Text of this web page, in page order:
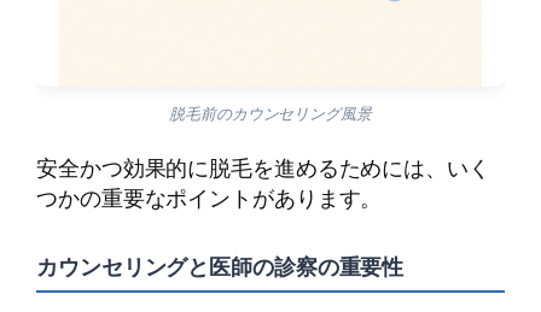
脱毛前のカウンセリング風景
安全かつ効果的に脱毛を進めるためには、いく
つかの重要なポイントがあります。
カウンセリングと医師の診察の重要性